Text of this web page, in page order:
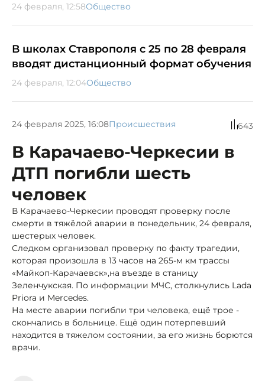
24 февраля, 12:58Общество
В школах Ставрополя с 25 по 28 февраля
вводят дистанционный формат обучения
24 февраля, 12:04Общество
24 февраля 2025, 16:08Происшествия 643
В Карачаево-Черкесии в
ДТП погибли шесть
человек
В Карачаево-Черкесии проводят проверку после
смерти в тяжёлой аварии в понедельник, 24 февраля,
шестерых человек.
Следком организовал проверку по факту трагедии,
которая произошла в 13 часов на 265-м км трассы
«Майкоп-Карачаевск»,на въезде в станицу
Зеленчукская. По информации МЧС, столкнулись Lada
Priora и Mercedes.
На месте аварии погибли три человека, ещё трое -
скончались в больнице. Ещё один потерпевший
находится в тяжелом состоянии, за его жизнь борются
врачи.